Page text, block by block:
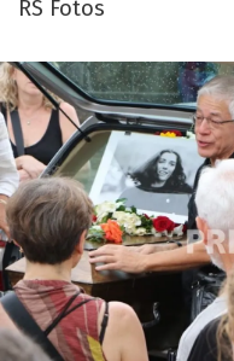
RS Fotos